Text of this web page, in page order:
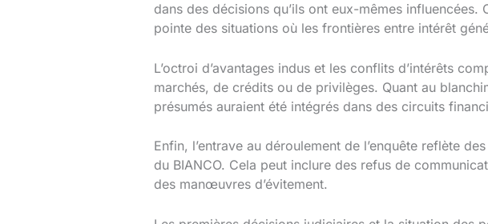
dans des décisions qu’ils ont eux-mêmes
pointe des situations où les frontières entre intérêt
L’octroi d’avantages indus et les conflits d’intérêts
marchés, de crédits ou de privilèges. Quant au
présumés auraient été intégrés dans des circuits
Enfin, l’entrave au déroulement de l’enquête reflète
du BIANCO. Cela peut inclure des refus de
des manœuvres d’évitement.